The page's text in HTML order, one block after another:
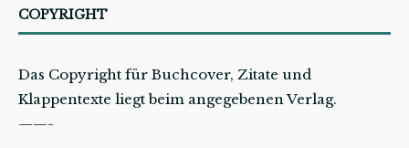
COPYRIGHT
Das Copyright für Buchcover, Zitate und
Klappentexte liegt beim angegebenen Verlag.
——-